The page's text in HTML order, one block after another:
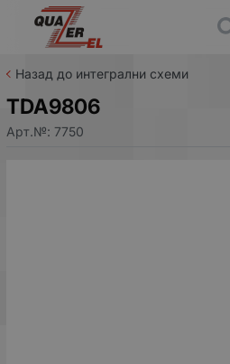
Назад до интегрални схеми
TDA9806
Арт.№: 7750